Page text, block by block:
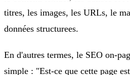
titres, les images, les URLs, le
données structurees.
En d'autres termes, le SEO on-
simple : "Est-ce que cette page